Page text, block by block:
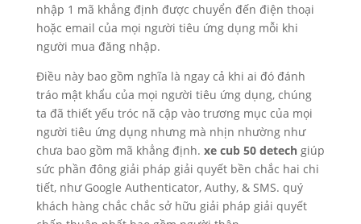
nhập 1 mã khẳng định được chuyển đến điện thoại
hoặc email của mọi người tiêu ứng dụng mỗi khi
người mua đăng nhập.
Điều này bao gồm nghĩa là ngay cả khi ai đó đánh
tráo mật khẩu của mọi người tiêu ứng dụng, chúng
ta đã thiết yếu tróc nã cập vào trương mục của mọi
người tiêu ứng dụng nhưng mà nhịn nhường như
chưa bao gồm mã khẳng định. xe cub 50 detechgiúp
sức phần đông giải pháp giải quyết bền chắc hai chi
tiết, như Google Authenticator, Authy, & SMS. quý
khách hàng chắc chắc sở hữu giải pháp giải quyết